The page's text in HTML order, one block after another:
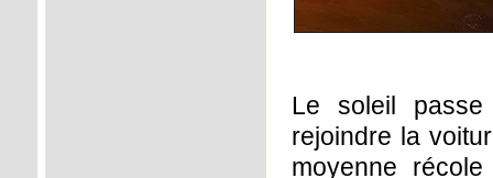
Le soleil
rejoindre la
moyenne